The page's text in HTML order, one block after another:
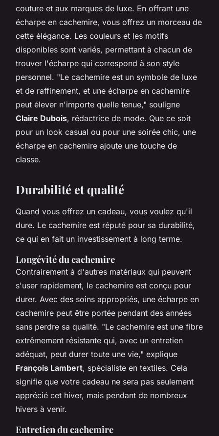
couture et aux marques de luxe. En offrant une
écharpe en cachemire, vous offrez un morceau de
cette élégance. Les couleurs et les motifs
disponibles sont variés, permettant à chacun de
trouver l'écharpe qui correspond à son style
personnel. "Le cachemire est un symbole de luxe
et de raffinement, et une écharpe en cachemire
peut élever n'importe quelle tenue," souligne
Claire Dubois, rédactrice de mode. Que ce soit
pour un look casual ou pour une soirée chic, une
écharpe en cachemire ajoute une touche de
classe.
Durabilité et qualité
Quand vous offrez un cadeau, vous voulez qu'il
dure. Le cachemire est réputé pour sa durabilité,
ce qui en fait un investissement à long terme.
Longévité du cachemire
Contrairement à d'autres matériaux qui peuvent
s'user rapidement, le cachemire est conçu pour
durer. Avec des soins appropriés, une écharpe en
cachemire peut être portée pendant des années
sans perdre sa qualité. "Le cachemire est une fibre
extrêmement résistante qui, avec un entretien
adéquat, peut durer toute une vie," explique
François Lambert, spécialiste en textiles. Cela
signifie que votre cadeau ne sera pas seulement
apprécié cet hiver, mais pendant de nombreux
hivers à venir.
Entretien du cachemire